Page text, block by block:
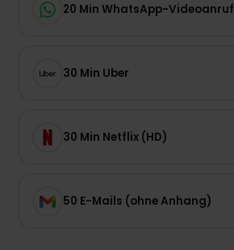
20 Min WhatsApp-Videoanruf
30 Min Uber
30 Min Netflix (HD)
50 E-Mails (ohne Anhang)